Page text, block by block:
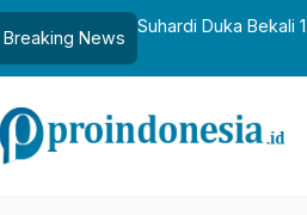
Breaking News
Suhardi Duka Bekali